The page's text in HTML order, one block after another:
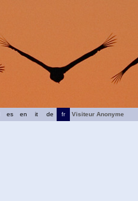
fr
de
it
en
es
Visiteur Anonyme